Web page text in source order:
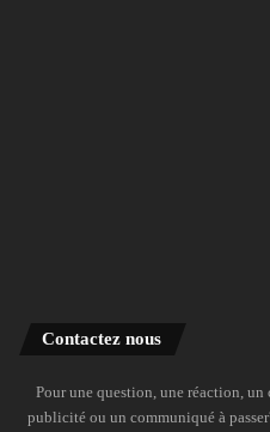
Contactez nous
Pour une question, une réaction,
publicité ou un communiqué à